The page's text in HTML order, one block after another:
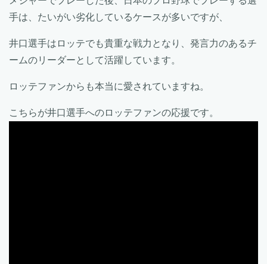
手は、たいがい劣化しているケースが多いですが、
井口選手はロッテでも貴重な戦力となり、発言力のあるチ
ームのリーダーとして活躍しています。
ロッテファンからも本当に愛されていますね。
こちらが井口選手へのロッテファンの応援です。